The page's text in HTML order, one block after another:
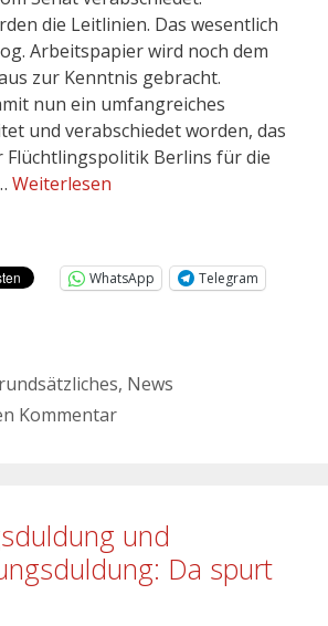
die Leitlinien. Das wesentlich
Arbeitspapier wird noch dem
zur Kenntnis gebracht.
nun ein umfangreiches
und verabschiedet worden, das
Flüchtlingspolitik Berlins für die
Weiterlesen
WhatsApp
Telegram
, News
Kommentar
und
Da spurt